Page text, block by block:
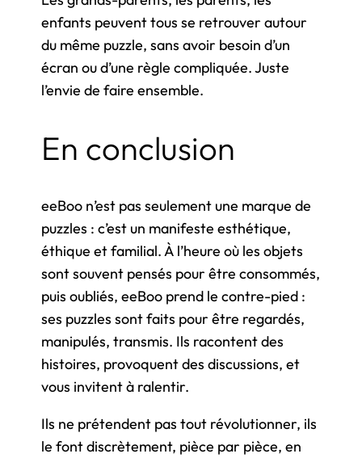
enfants peuvent tous se retrouver autour
du même puzzle, sans avoir besoin d’un
écran ou d’une règle compliquée. Juste
l’envie de faire ensemble.
En conclusion
eeBoo n’est pas seulement une marque de
puzzles : c’est un manifeste esthétique,
éthique et familial. À l’heure où les objets
sont souvent pensés pour être consommés,
puis oubliés, eeBoo prend le contre-pied :
ses puzzles sont faits pour être regardés,
manipulés, transmis. Ils racontent des
histoires, provoquent des discussions, et
vous invitent à ralentir.
Ils ne prétendent pas tout révolutionner, ils
le font discrètement, pièce par pièce, en